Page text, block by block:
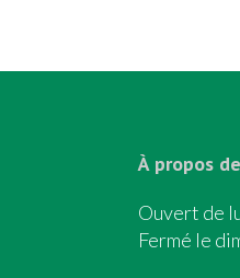
À propos
Ouvert de
Fermé le